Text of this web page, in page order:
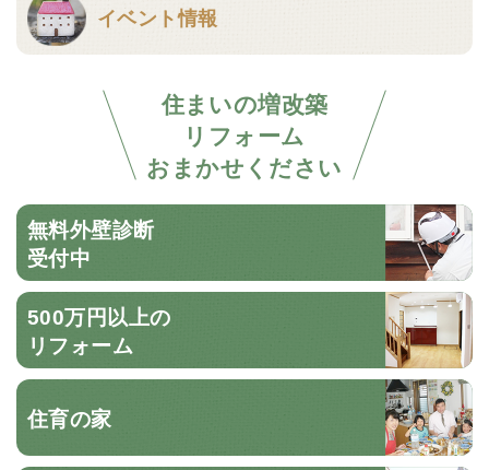
イベント情報
住まいの増改築
リフォーム
おまかせください
無料外壁診断
受付中
500万円以上の
リフォーム
住育の家